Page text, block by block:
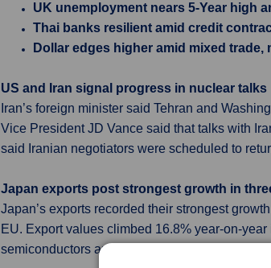
UK unemployment nears 5-Year high
Thai banks resilient amid credit
Dollar edges higher amid mixed trade,
US and Iran signal progress in nuclear talks
Iran’s foreign minister said Tehran and
Vice President JD Vance said that talks with
said Iranian negotiators were scheduled to
Japan exports post strongest growth in
Japan’s exports recorded their strongest
EU. Export values climbed 16.8% year-on-
semiconductors and other electronic